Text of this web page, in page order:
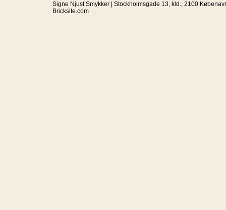
Signe Njust Smykker | Stockholmsgade 13, kld., 2100
Bricksite.com